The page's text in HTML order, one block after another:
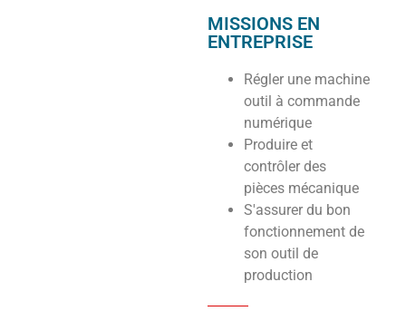
MISSIONS EN
ENTREPRISE
Régler une machine
outil à commande
numérique
Produire et
contrôler des
pièces mécanique
S'assurer du bon
fonctionnement de
son outil de
production